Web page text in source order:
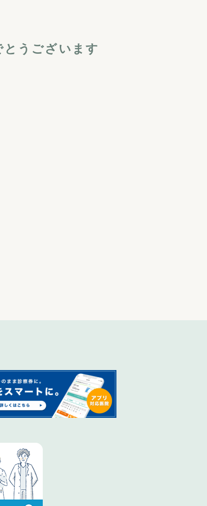
うございます